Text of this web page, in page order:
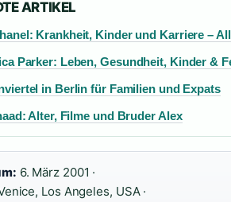
ARTIKEL
Krankheit, Kinder und Karriere –
Parker: Leben, Gesundheit, Kinder &
in Berlin für Familien und Expats
Alter, Filme und Bruder Alex
6. März 2001 ·
Los Angeles, USA ·